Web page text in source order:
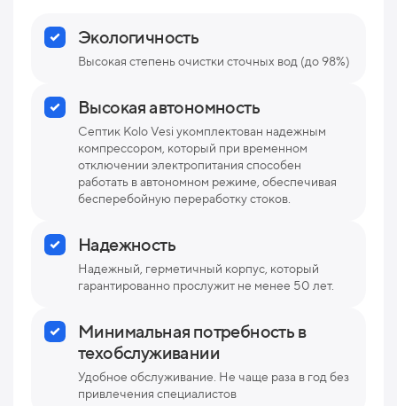
Экологичность
Высокая степень очистки сточных вод (до 98%)
Высокая автономность
Септик Kolo Vesi укомплектован надежным
компрессором, который при временном
отключении электропитания способен
работать в автономном режиме, обеспечивая
бесперебойную переработку стоков.
Надежность
Надежный, герметичный корпус, который
гарантированно прослужит не менее 50 лет.
Минимальная потребность в
техобслуживании
Удобное обслуживание. Не чаще раза в год без
привлечения специалистов